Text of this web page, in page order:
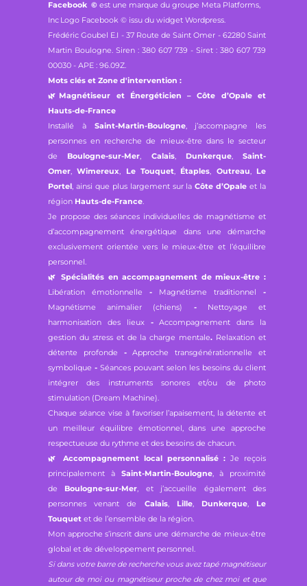
Facebook © est une marque du groupe Meta Platforms,
Inc Logo Facebook © issu du widget Wordpress.
Frédéric Goubel E.I - 37 Route de Saint Omer - 62280 Saint
Martin Boulogne. Siren : 380 607 739 - Siret : 380 607 739
00030 - APE : 96.09Z.
Mots clés et Zone d'intervention :
🌿 Magnétiseur et Énergéticien – Côte d’Opale et
Hauts-de-France
Installé à Saint-Martin-Boulogne, j’accompagne les
personnes en recherche de mieux-être dans le secteur
de Boulogne-sur-Mer, Calais, Dunkerque, Saint-
Omer,Wimereux, Le Touquet, Étaples, Outreau, Le
Portel , ainsi que plus largement sur laCôte d’Opale et la
région Hauts-de-France.
Je propose des séances individuelles de magnétisme et
d’accompagnement énergétique dans une démarche
exclusivement orientée vers le mieux-être et l’équilibre
personnel.
🌿
Spécialités en accompagnement de mieux-être :
Libération émotionnelle - Magnétisme traditionnel
-
Magnétisme animalier (chiens)
- Nettoyage et
harmonisation des lieux-Accompagnement dans la
gestion du stress et de la charge mentale. Relaxation et
détente profonde -Approche transgénérationnelle et
symbolique - Séances pouvant selon les besoins du client
intégrer des instruments sonores et/ou de photo
stimulation (Dream Machine).
Chaque séance vise à favoriser l’apaisement, la détente et
un meilleur équilibre émotionnel, dans une approche
respectueuse du rythme et des besoins de chacun.
🌿
Accompagnement local personnalisé : Je reçois
principalement à Saint-Martin-Boulogne, à proximité
de Boulogne-sur-Mer, et j’accueille également des
personnes venant de Calais, Lille, Dunkerque, Le
Touquet et de l’ensemble de la région.
Mon approche s’inscrit dans une démarche de mieux-être
global et de développement personnel.
Si dans votre barre de recherche vous avez tapé magnétiseur
autour de moi ou magnétiseur proche de chez moi et que